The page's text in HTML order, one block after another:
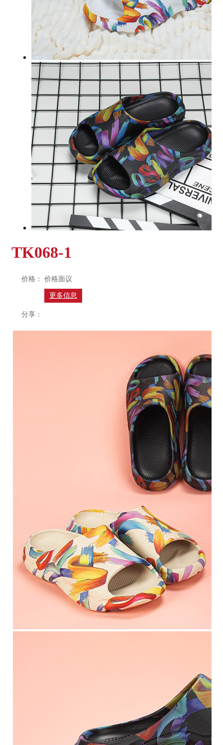
TK068-1
价格： 价格面议
更多信息
分享：